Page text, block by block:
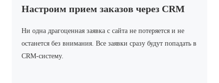
Настроим прием заказов через CRM
Ни одна драгоценная заявка с сайта не потеряется и не
останется без внимания. Все заявки сразу будут попадать в
CRM-систему.